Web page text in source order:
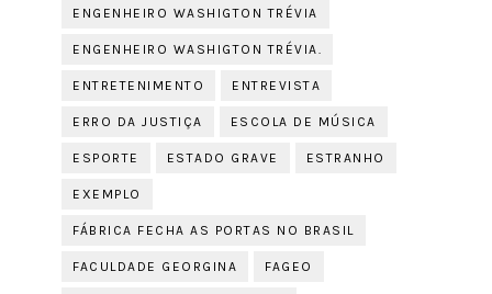
ENGENHEIRO WASHIGTON TRÉVIA
ENGENHEIRO WASHIGTON TRÉVIA.
ENTRETENIMENTO ENTREVISTA
ERRO DA JUSTIÇA ESCOLA DE MÚSICA
ESPORTE ESTADO GRAVE ESTRANHO
EXEMPLO
FÁBRICA FECHA AS PORTAS NO BRASIL
FACULDADE GEORGINA FAGEO